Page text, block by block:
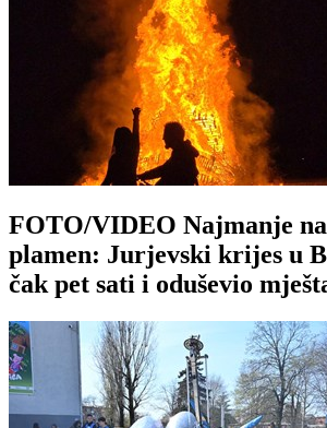
FOTO/VIDEO Najmanje
plamen: Jurjevski krijes u
čak pet sati i oduševio